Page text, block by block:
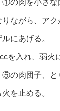
の肉を小さな
ながら、アク
にあげる。
を入れ、弱火
肉団子、と
を止める。